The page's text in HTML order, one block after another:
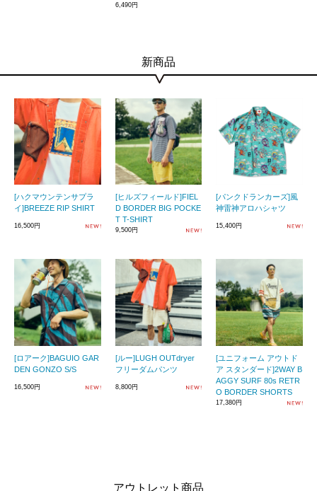
6,490円
新商品
[ハクマウンテンサプラ
イ]BREEZE RIP SHIRT
16,500円
[ヒルズフィールド]FIEL
D BORDER BIG POCKE
T T-SHIRT
9,500円
[パンクドランカーズ]風
神雷神アロハシャツ
15,400円
[ロアーク]BAGUIO GAR
DEN GONZO S/S
16,500円
[ルー]LUGH OUTdryer
フリーダムパンツ
8,800円
[ユニフォーム アウトド
ア スタンダード]2WAY B
AGGY SURF 80s RETR
O BORDER SHORTS
17,380円
アウトレット商品